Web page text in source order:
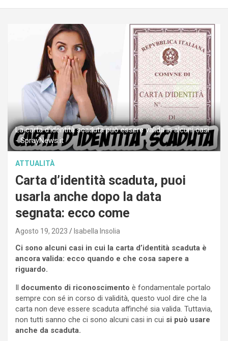
La carta d'identità scaduta può essere valida in alcuni casi
- SprayNews.it
ATTUALITÀ
Carta d’identità scaduta, puoi
usarla anche dopo la data
segnata: ecco come
Agosto 19, 2023 Isabella Insolia
Ci sono alcuni casi in cui la carta d’identità scaduta è
ancora valida: ecco quando e che cosa sapere a
riguardo.
documento di riconoscimento è fondamentale portalo
sempre con sé in corso di validità, questo vuol dire che la
carta non deve essere scaduta affinché sia valida. Tuttavia,
non tutti sanno che ci sono alcuni casi in cui si può usare
anche da scaduta.